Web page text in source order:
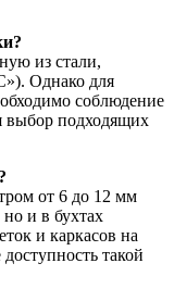
из стали,
Однако для
соблюдение
выбор подходящих
от 6 до 12 мм
но и в бухтах
и каркасов на
такой